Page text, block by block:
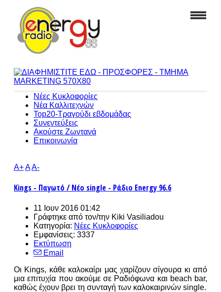
Νέες Κυκλοφορίες
Νέα Καλλιτεχνών
Top20-Τραγούδι εβδομάδας
Συνεντεύξεις
Ακούστε Ζωντανά
Επικοινωνία
A+AA-
Kings - Παγωτό / Νέο single - Ράδιο Energy 96.6
11 Ιουν 2016 01:42
Γράφτηκε από τον/την Kiki Vasiliadou
Κατηγορία: Νέες Κυκλοφορίες
Εμφανίσεις: 3337
Εκτύπωση
Email
Οι Kings, κάθε καλοκαίρι μας χαρίζουν σίγουρα κι από
μια επιτυχία που ακούμε σε Ραδιόφωνα και beach bar,
καθώς έχουν βρει τη συνταγή των καλοκαιρινών single.